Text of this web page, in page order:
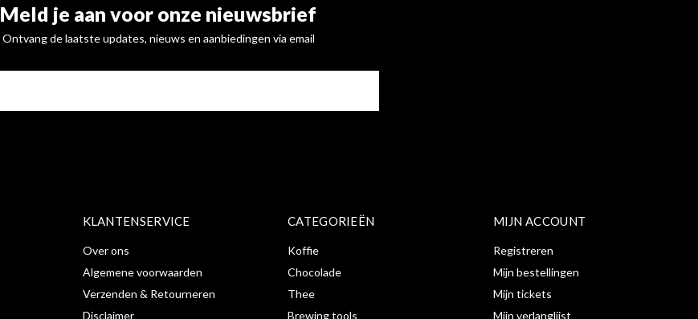
Meld je aan voor onze nieuwsbrief
Ontvang de laatste updates, nieuws en aanbiedingen via email
KLANTENSERVICE
Over ons
Algemene voorwaarden
Verzenden & Retourneren
Disclaimer
CATEGORIEËN
Koffie
Chocolade
Thee
Brewing tools
MIJN ACCOUNT
Registreren
Mijn bestellingen
Mijn tickets
Mijn verlanglijst